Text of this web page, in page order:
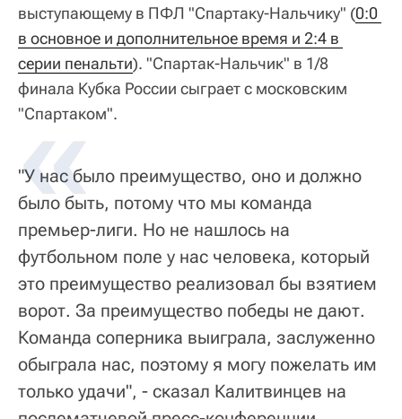
выступающему в ПФЛ "Спартаку-Нальчику" (0:0
в основное и дополнительное время и 2:4 в
серии пенальти). "Спартак-Нальчик" в 1/8
финала Кубка России сыграет с московским
"Спартаком".
"У нас было преимущество, оно и должно
было быть, потому что мы команда
премьер-лиги. Но не нашлось на
футбольном поле у нас человека, который
это преимущество реализовал бы взятием
ворот. За преимущество победы не дают.
Команда соперника выиграла, заслуженно
обыграла нас, поэтому я могу пожелать им
только удачи", - сказал Калитвинцев на